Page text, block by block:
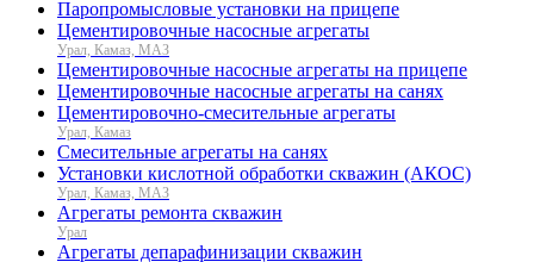
Паропромысловые установки на прицепе
Цементировочные насосные агрегаты
Урал, Камаз, МАЗ
Цементировочные насосные агрегаты на прицепе
Цементировочные насосные агрегаты на санях
Цементировочно-смесительные агрегаты
Урал, Камаз
Смесительные агрегаты на санях
Установки кислотной обработки скважин (АКОС)
Урал, Камаз, МАЗ
Агрегаты ремонта скважин
Урал
Агрегаты депарафинизации скважин